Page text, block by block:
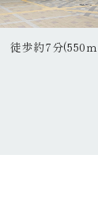
徒歩約7分(550
学校 徒歩約19